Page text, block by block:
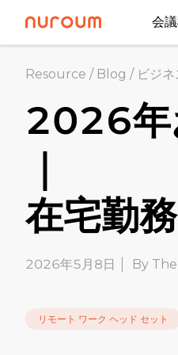
会
Resource / Blog / ビジ
2026年
在宅勤
2026年5月8日 By
リモート ワーク ヘッド セット